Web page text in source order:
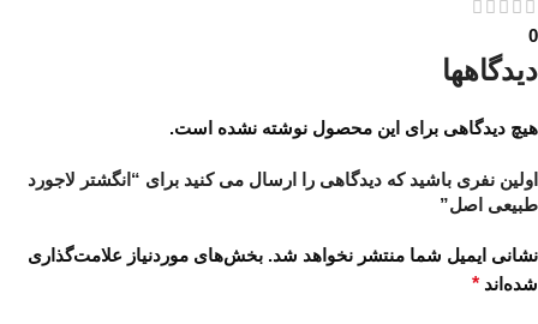
0
دیدگاهها
هیچ دیدگاهی برای این محصول نوشته نشده است.
اولین نفری باشید که دیدگاهی را ارسال می کنید برای “انگشتر لاجورد
طبیعی اصل”
نشانی ایمیل شما منتشر نخواهد شد. بخش‌های موردنیاز علامت‌گذاری
شده‌اند *